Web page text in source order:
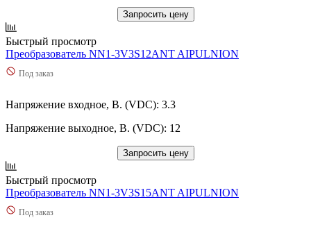
Запросить цену
Быстрый просмотр
Преобразователь NN1-3V3S12ANT AIPULNION
Под заказ
Напряжение входное, В. (VDC): 3.3
Напряжение выходное, В. (VDC): 12
Запросить цену
Быстрый просмотр
Преобразователь NN1-3V3S15ANT AIPULNION
Под заказ